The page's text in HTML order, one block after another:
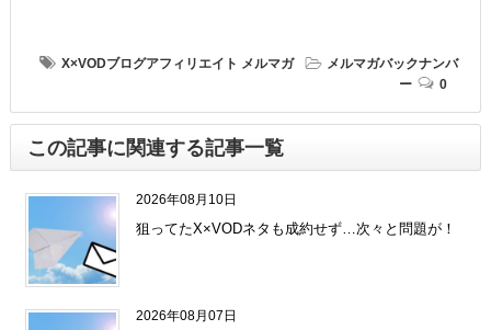
X×VODブログアフィリエイト メルマガ
メルマガバックナンバ
ー
0
この記事に関連する記事一覧
2026年08月10日
狙ってたX×VODネタも成約せず…次々と問題が！
2026年08月07日